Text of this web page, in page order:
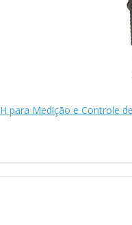
para Medição e Controle